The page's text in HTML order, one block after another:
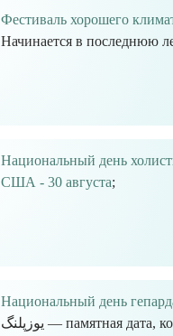
Фестиваль хорошего
Начинается в последнюю
Национальный день
США - 30 августа;
Национальный день
یوزپلنگ‎ — памятная дата, которая ежегодно отмечается 30/31 августа,